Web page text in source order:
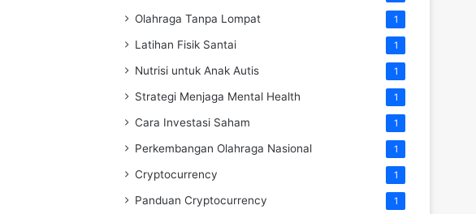
Olahraga Tanpa Lompat 1
Latihan Fisik Santai 1
Nutrisi untuk Anak Autis 1
Strategi Menjaga Mental Health 1
Cara Investasi Saham 1
Perkembangan Olahraga Nasional 1
Cryptocurrency 1
Panduan Cryptocurrency 1